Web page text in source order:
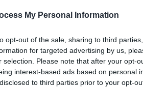
My Personal Information
opt-out of the sale, sharing to third
for targeted advertising by us,
selection. Please note that after your opt-
interest-based ads based on personal
to third parties prior to your opt-
σας. Αρχικά θα πρέπει να
να νιώθει κι αυτό άνετα
κουτί για να μπορεί να
να έχετε στην αρχή,
δύο μπολάκια, ένα για το
και τον οδηγό μαζί, για